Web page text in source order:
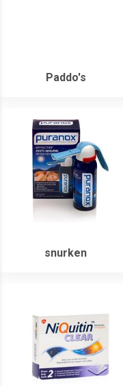
Paddo's
snurken